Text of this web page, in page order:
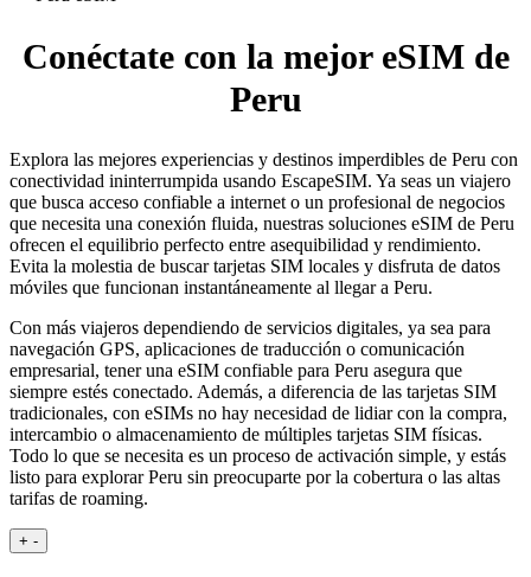
Conéctate con la mejor eSIM de
Peru
Explora las mejores experiencias y destinos imperdibles de Peru con
conectividad ininterrumpida usando EscapeSIM. Ya seas un viajero
que busca acceso confiable a internet o un profesional de negocios
que necesita una conexión fluida, nuestras soluciones eSIM de Peru
ofrecen el equilibrio perfecto entre asequibilidad y rendimiento.
Evita la molestia de buscar tarjetas SIM locales y disfruta de datos
móviles que funcionan instantáneamente al llegar a Peru.
Con más viajeros dependiendo de servicios digitales, ya sea para
navegación GPS, aplicaciones de traducción o comunicación
empresarial, tener una eSIM confiable para Peru asegura que
siempre estés conectado. Además, a diferencia de las tarjetas SIM
tradicionales, con eSIMs no hay necesidad de lidiar con la compra,
intercambio o almacenamiento de múltiples tarjetas SIM físicas.
Todo lo que se necesita es un proceso de activación simple, y estás
listo para explorar Peru sin preocuparte por la cobertura o las altas
tarifas de roaming.
+ -